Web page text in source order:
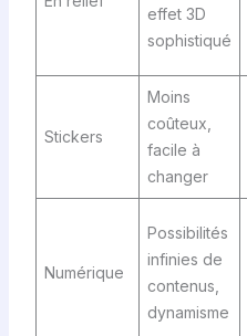
effet 3D
sophistiqué
Stickers
Moins
coûteux,
facile à
changer
Numérique
Possibilités
infinies de
contenus,
dynamisme